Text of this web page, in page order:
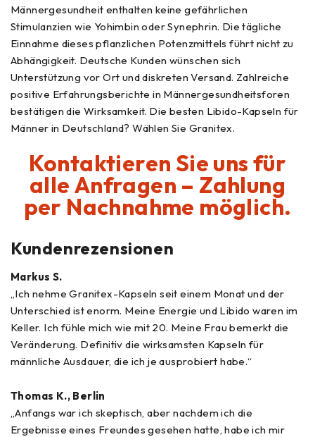
Männergesundheit enthalten keine gefährlichen
Stimulanzien wie Yohimbin oder Synephrin. Die tägliche
Einnahme dieses pflanzlichen Potenzmittels führt nicht zu
Abhängigkeit. Deutsche Kunden wünschen sich
Unterstützung vor Ort und diskreten Versand. Zahlreiche
positive Erfahrungsberichte in Männergesundheitsforen
bestätigen die Wirksamkeit. Die besten Libido-Kapseln für
Männer in Deutschland? Wählen Sie Granitex.
Kontaktieren Sie uns für
alle Anfragen – Zahlung
per Nachnahme möglich.
Kundenrezensionen
Markus S.
„Ich nehme Granitex-Kapseln seit einem Monat und der
Unterschied ist enorm. Meine Energie und Libido waren im
Keller. Ich fühle mich wie mit 20. Meine Frau bemerkt die
Veränderung. Definitiv die wirksamsten Kapseln für
männliche Ausdauer, die ich je ausprobiert habe.“
Thomas K., Berlin
„Anfangs war ich skeptisch, aber nachdem ich die
Ergebnisse eines Freundes gesehen hatte, habe ich mir